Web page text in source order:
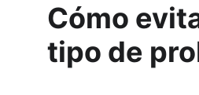
Cómo
tipo de